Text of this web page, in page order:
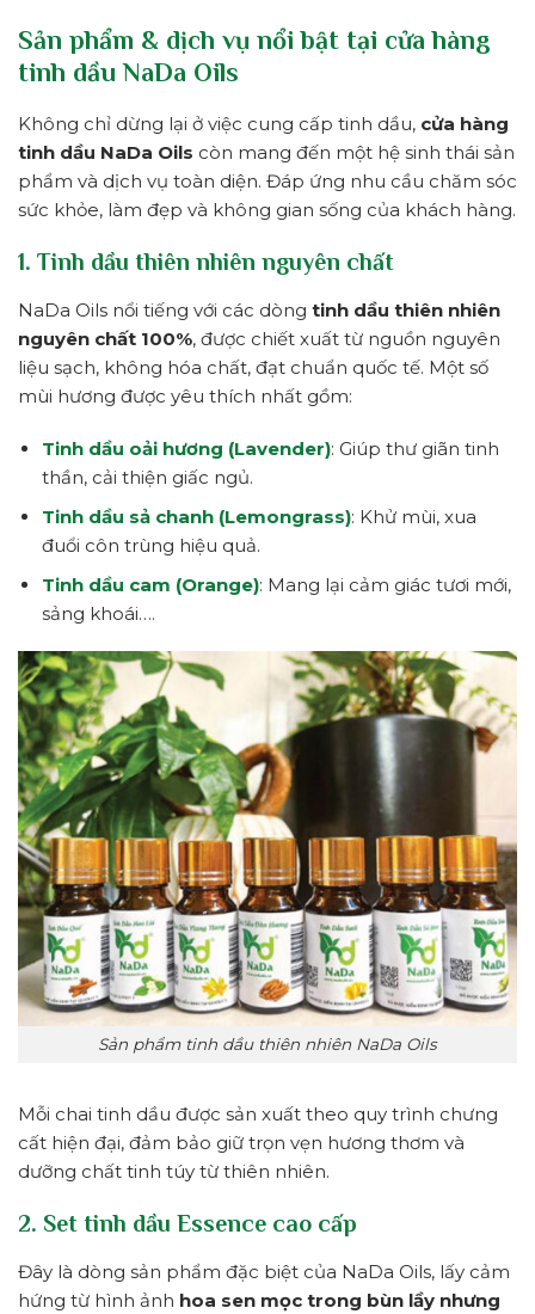
Sản phẩm & dịch vụ nổi bật tại cửa hàng
tinh dầu NaDa Oils
Không chỉ dừng lại ở việc cung cấp tinh dầu, cửa hàng
tinh dầu NaDa Oils còn mang đến một hệ sinh thái sản
phẩm và dịch vụ toàn diện. Đáp ứng nhu cầu chăm sóc
sức khỏe, làm đẹp và không gian sống của khách hàng.
1. Tinh dầu thiên nhiên nguyên chất
NaDa Oils nổi tiếng với các dòng tinh dầu thiên nhiên
nguyên chất 100%, được chiết xuất từ nguồn nguyên
liệu sạch, không hóa chất, đạt chuẩn quốc tế. Một số
mùi hương được yêu thích nhất gồm:
Tinh dầu oải hương (Lavender): Giúp thư giãn tinh
thần, cải thiện giấc ngủ.
Tinh dầu sả chanh (Lemongrass): Khử mùi, xua
đuổi côn trùng hiệu quả.
Tinh dầu cam (Orange): Mang lại cảm giác tươi mới,
sảng khoái….
Sản phẩm tinh dầu thiên nhiên NaDa Oils
Mỗi chai tinh dầu được sản xuất theo quy trình chưng
cất hiện đại, đảm bảo giữ trọn vẹn hương thơm và
dưỡng chất tinh túy từ thiên nhiên.
2. Set tinh dầu Essence cao cấp
Đây là dòng sản phẩm đặc biệt của NaDa Oils, lấy cảm
hứng từ hình ảnh hoa sen mọc trong bùn lầy nhưng